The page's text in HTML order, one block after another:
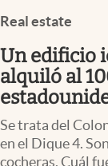
Mercados
Negocios
Columnistas
Apertura
Real estate
Un edificio
alquiló al
Se trata del
en el Dique 4.
cocheras. Cuál